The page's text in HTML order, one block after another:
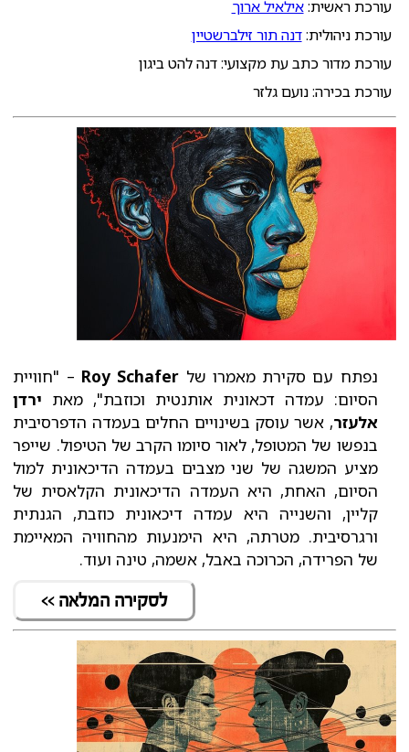
עורכת ראשית:אילאיל ארוך
עורכת ניהולית:דנה תור זילברשטיין
עורכת מדור כתב עת מקצועי: דנה להט ביגון
עורכת בכירה: נועם גלזר
נפתח עם סקירת מאמרו של Roy Schafer – "חוויית
הסיום: עמדה דכאונית אותנטית וכוזבת", מאת ירדן
אלעזר, אשר עוסק בשינויים החלים בעמדה הדפרסיבית
בנפשו של המטופל, לאור סיומו הקרב של הטיפול. שייפר
מציע המשגה של שני מצבים בעמדה הדיכאונית למול
הסיום, האחת, היא העמדה הדיכאונית הקלאסית של
קליין, והשנייה היא עמדה דיכאונית כוזבת, הגנתית
ורגרסיבית. מטרתה, היא הימנעות מהחוויה המאיימת
של הפרידה, הכרוכה באבל, אשמה, טינה ועוד.
לסקירה המלאה >>